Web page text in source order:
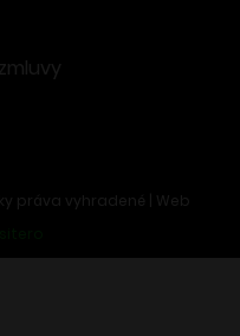
práva vyhradené | Web